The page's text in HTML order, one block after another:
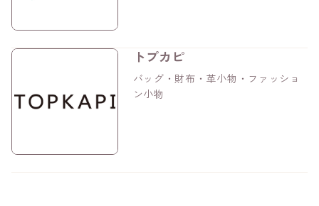
トプカピ
バッグ・財布・革小物・ファッショ
ン小物